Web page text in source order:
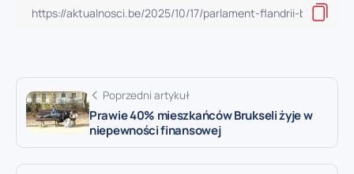
Poprzedni artykuł
Prawie 40% mieszkańców Brukseli żyje w
niepewności finansowej